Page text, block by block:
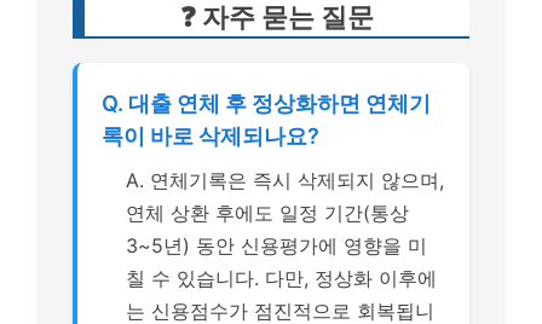
❓ 자주 묻는 질문
Q. 대출 연체 후 정상화하면 연체기
록이 바로 삭제되나요?
A. 연체기록은 즉시 삭제되지 않으며,
연체 상환 후에도 일정 기간(통상
3~5년) 동안 신용평가에 영향을 미
칠 수 있습니다. 다만, 정상화 이후에
는 신용점수가 점진적으로 회복됩니